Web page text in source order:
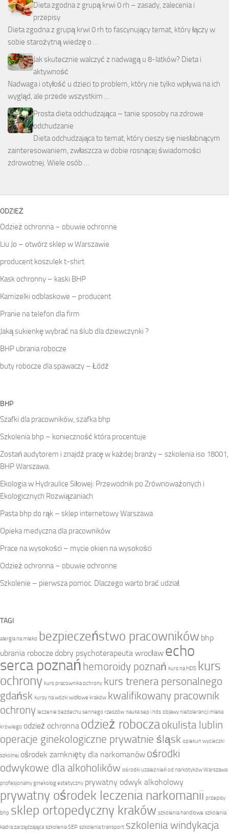
Dieta zgodna z grupą krwi 0 rh – zasady, zalecenia i
przepisy
Dieta zgodna z grupą krwi 0 rh to fascynujący temat, który łączy w
sobie starożytną wiedzę o …
Jak skutecznie walczyć z nadwagą u 8-latków? Dieta i
aktywność
Nadwaga i otyłość u dzieci to problem, który nie tylko wpływa na ich
wygląd, ale przede wszystkim …
Prosta dieta odchudzająca – tanie sposoby na zdrowe
odchudzanie
Dieta odchudzająca to temat, który cieszy się niesłabnącym
zainteresowaniem, zwłaszcza w dobie rosnącej świadomości
zdrowotnej. Wiele osób …
ODZIEŻ
Odzież ochronna – obuwie ochronne
Liu Jo – otwórz sklep w Warszawie
producent koszulek t-shirt
Kask ochronny – kaski BHP
Kamizelki odblaskowe – producent
Pranie na telefon dla firm
Jaką sukienkę wybrać na ślub dla dziewczynki ?
BHP ubrania robocze
buty robocze dla spawaczy – Łódź
BHP
Szafki dla pracowników, szafka bhp
Szkolenia bhp – konieczność która procentuje
Zostań audytorem i znajdź pracę w każdej branży – szkolenia iso 18001,
BHP Warszawa.
Ekologia w Hydraulice Siłowej: Przewodnik po Zrównoważonych i
Ekologicznych Rozwiązaniach
Pasta bhp do rąk – sklep internetowy Warszawa
Opieka medyczna dla pracowników
Prace na wysokości – mycie okien na wysokości
Odzież ochronna – obuwie ochronne
Szkolenie – pierwsza pomoc. Dlaczego warto brać udział.
TAGI
alergia na mleko bezpieczeństwo pracowników bhp
ubrania robocze dobry psychoterapeuta wrocław echo
serca poznań hemoroidy poznań kurs na HDS kurs
ochrony kurs pracownika ochrony kurs trenera personalnego
gdańsk kursy na wózki widłowe kraków kwalifikowany pracownik
ochrony leczenie bezdechu sennego rzeszów nauka sep i hds objawy nietolerancji mleka
krowiego odzież ochronna odzież roboczaokulista lublin
operacje ginekologiczne prywatnie śląsk opiekun wycieczki
szkolnej ośrodek zamknięty dla narkomanów ośrodki
odwykowe dla alkoholików ośrodki uzależnień od narkotyków Warszawa
profesjonalny ginekolog estetyczny prywatny odwyk alkoholowy
prywatny ośrodek leczenia narkomanii przepisy
bhp sklep ortopedyczny kraków szkolenia handlowe szkolenia
kadra zarządzająca szkolenia SEP szkolenia transport szkolenia windykacja